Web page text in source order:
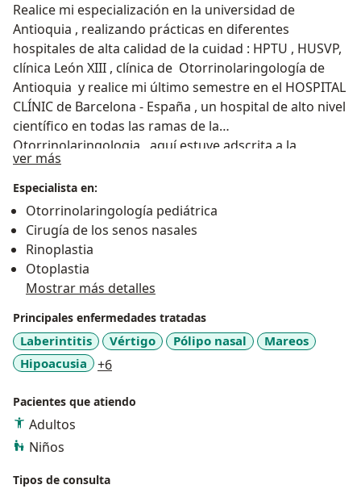
Realice mi especialización en la universidad de
Antioquia , realizando prácticas en diferentes
hospitales de alta calidad de la cuidad : HPTU , HUSVP,
clínica León XIII , clínica de Otorrinolaringología de
Antioquia y realice mi último semestre en el HOSPITAL
CLÍNIC de Barcelona - España , un hospital de alto nivel
científico en todas las ramas de la
Otorrinolaringologia , aquí estuve adscrita a la
universidad de Barcelona y enfoque mi práctica en el
área de Rinologia y Otorrinolaringologia pediatrica .
En el primer semestre de 2016 queriendo profundizar
en mis conocimientos en el área de
otorrinolaringología pedíatrica y Cirugia endoscopica
avanzada realice una pasantía en el hospital Sant Pau
de Barcelona, adscrita a la Universidad Autónoma de
Barcelona durante tres meses . Miembro de la
sociedad antioqueña de Otorrinolaringologia
Miembro de la sociedad interamericana de
Otorrinolaringologia pediatrica- Interamerican
association of pediatric otorhinolaryngology!!!
ver más
Especialista en:
Otorrinolaringología pediátrica
Cirugía de los senos nasales
Rinoplastia
Otoplastia
Mostrar más detalles
Principales enfermedades tratadas
Laberintitis Vértigo Pólipo nasal
Mareos
Hipoacusia
+6a11y_sr_more_diseases
Pacientes que atiendo
Adultos
Niños
Tipos de consulta